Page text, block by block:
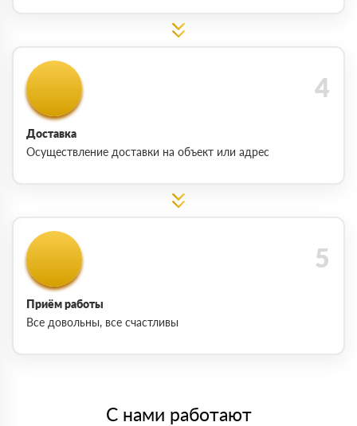
Доставка
Осуществление доставки на объект или адрес
Приём работы
Все довольны, все счастливы
С нами работают